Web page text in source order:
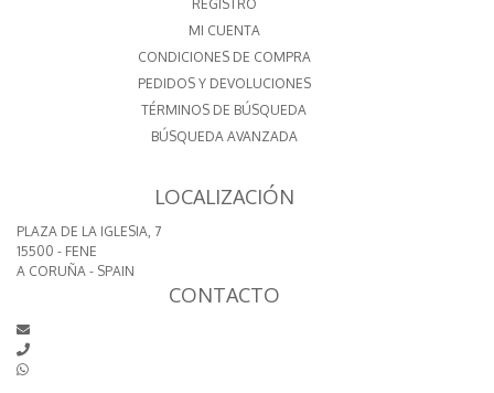
REGISTRO
MI CUENTA
CONDICIONES DE COMPRA
PEDIDOS Y DEVOLUCIONES
TÉRMINOS DE BÚSQUEDA
BÚSQUEDA AVANZADA
LOCALIZACIÓN
PLAZA DE LA IGLESIA, 7
15500 - FENE
A CORUÑA - SPAIN
CONTACTO